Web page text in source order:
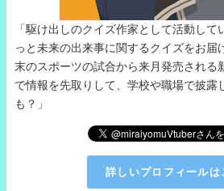
「駆け出しのクイズ作家として活動して
っと未来の出来事に関するクイズをお届
末のスポーツの試合から来月発売される
で情報を先取りして、学校や職場で披露
も？」
詳しいプロフィールは